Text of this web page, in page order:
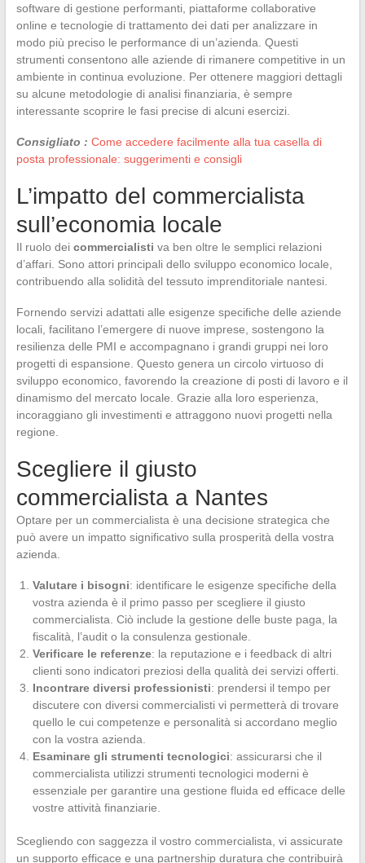
software di gestione performanti, piattaforme collaborative
online e tecnologie di trattamento dei dati per analizzare in
modo più preciso le performance di un’azienda. Questi
strumenti consentono alle aziende di rimanere competitive in un
ambiente in continua evoluzione. Per ottenere maggiori dettagli
su alcune metodologie di analisi finanziaria, è sempre
interessante scoprire le fasi precise di alcuni esercizi.
Consigliato : Come accedere facilmente alla tua casella di
posta professionale: suggerimenti e consigli
L’impatto del commercialista
sull’economia locale
Il ruolo dei commercialisti va ben oltre le semplici relazioni
d’affari. Sono attori principali dello sviluppo economico locale,
contribuendo alla solidità del tessuto imprenditoriale nantesi.
Fornendo servizi adattati alle esigenze specifiche delle aziende
locali, facilitano l’emergere di nuove imprese, sostengono la
resilienza delle PMI e accompagnano i grandi gruppi nei loro
progetti di espansione. Questo genera un circolo virtuoso di
sviluppo economico, favorendo la creazione di posti di lavoro e il
dinamismo del mercato locale. Grazie alla loro esperienza,
incoraggiano gli investimenti e attraggono nuovi progetti nella
regione.
Scegliere il giusto
commercialista a Nantes
Optare per un commercialista è una decisione strategica che
può avere un impatto significativo sulla prosperità della vostra
azienda.
Valutare i bisogni: identificare le esigenze specifiche della
vostra azienda è il primo passo per scegliere il giusto
commercialista. Ciò include la gestione delle buste paga, la
fiscalità, l’audit o la consulenza gestionale.
Verificare le referenze: la reputazione e i feedback di altri
clienti sono indicatori preziosi della qualità dei servizi offerti.
Incontrare diversi professionisti: prendersi il tempo per
discutere con diversi commercialisti vi permetterà di trovare
quello le cui competenze e personalità si accordano meglio
con la vostra azienda.
Esaminare gli strumenti tecnologici: assicurarsi che il
commercialista utilizzi strumenti tecnologici moderni è
essenziale per garantire una gestione fluida ed efficace delle
vostre attività finanziarie.
Scegliendo con saggezza il vostro commercialista, vi assicurate
un supporto efficace e una partnership duratura che contribuirà